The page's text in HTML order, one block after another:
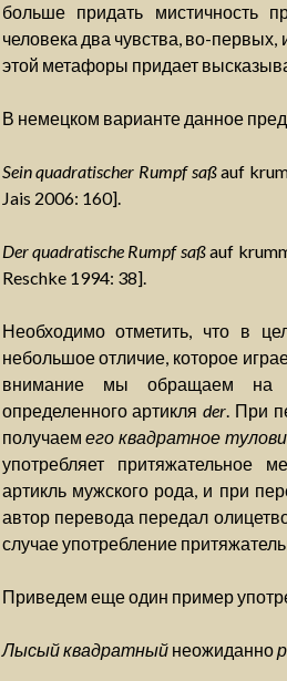
больше придать мистичность
человека два чувства, во-
этой метафоры придает
В немецком варианте данное
Sein quadratischer Rumpf saßauf
Jais 2006: 160].
Der quadratische Rumpf saßauf
Reschke 1994: 38].
Необходимо отметить, что в
небольшое отличие, которое
внимание мы обращаем на
определенного артикляder. При
получаемего квадратное
употребляет притяжательное
артикль мужского рода, и при
автор перевода передал
случае употребление
Приведем еще один пример
Лысый квадратныйнеожиданно